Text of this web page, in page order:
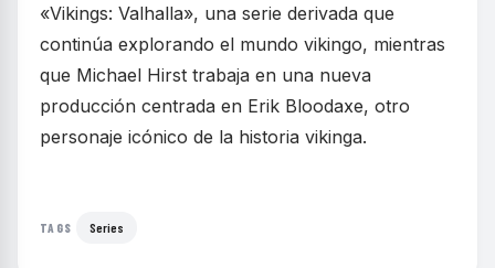
«Vikings: Valhalla», una serie derivada que
continúa explorando el mundo vikingo, mientras
que Michael Hirst trabaja en una nueva
producción centrada en Erik Bloodaxe, otro
personaje icónico de la historia vikinga.
TAGS Series